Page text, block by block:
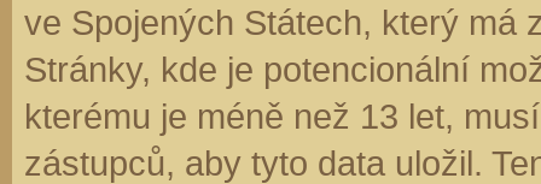
ve Spojených Státech, který má
Stránky, kde je potencionální
kterému je méně než 13 let,
zástupců, aby tyto data uložil.